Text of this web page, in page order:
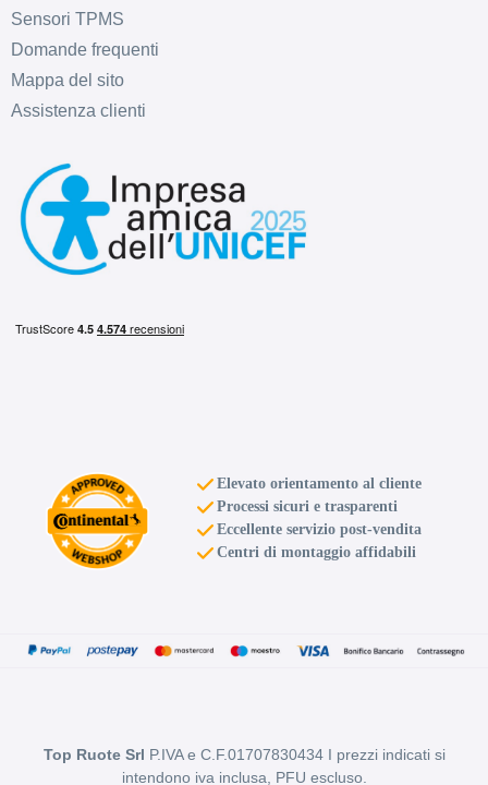
Sensori TPMS
Domande frequenti
Mappa del sito
Assistenza clienti
Elevato orientamento al cliente
Processi sicuri e trasparenti
Eccellente servizio post-vendita
Centri di montaggio affidabili
Top Ruote Srl P.IVA e C.F.01707830434 I prezzi indicati si
intendono iva inclusa, PFU escluso.